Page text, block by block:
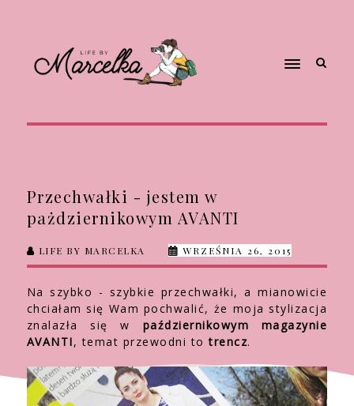
Przechwałki - jestem w
pażdziernikowym AVANTI
LIFE BY MARCELKA WRZEŚNIA 26, 2015
Na szybko - szybkie przechwałki, a mianowicie
chciałam się Wam pochwalić, że moja stylizacja
znalazła się w październikowym magazynie
AVANTI, temat przewodni to trencz.